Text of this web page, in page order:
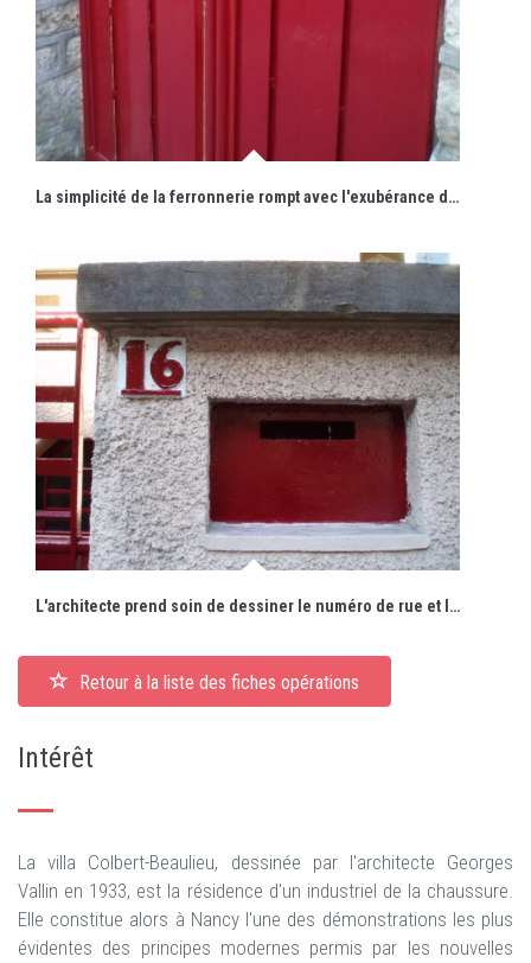
La simplicité de la ferronnerie rompt avec l'exubérance de la mode Art déco alors en vogue.
L'architecte prend soin de dessiner le numéro de rue et la boîte aux lettres.
Retour à la liste des fiches opérations
Intérêt
La villa Colbert-Beaulieu, dessinée par l'architecte Georges
Vallin en 1933, est la résidence d'un industriel de la chaussure.
Elle constitue alors à Nancy l'une des démonstrations les plus
évidentes des principes modernes permis par les nouvelles